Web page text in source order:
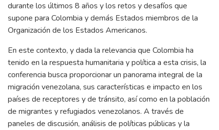
durante los últimos 8 años y los retos y desafíos que
supone para Colombia y demás Estados miembros de la
Organización de los Estados Americanos.
En este contexto, y dada la relevancia que Colombia ha
tenido en la respuesta humanitaria y política a esta crisis, la
conferencia busca proporcionar un panorama integral de la
migración venezolana, sus características e impacto en los
países de receptores y de tránsito, así como en la población
de migrantes y refugiados venezolanos. A través de
paneles de discusión, análisis de políticas públicas y la